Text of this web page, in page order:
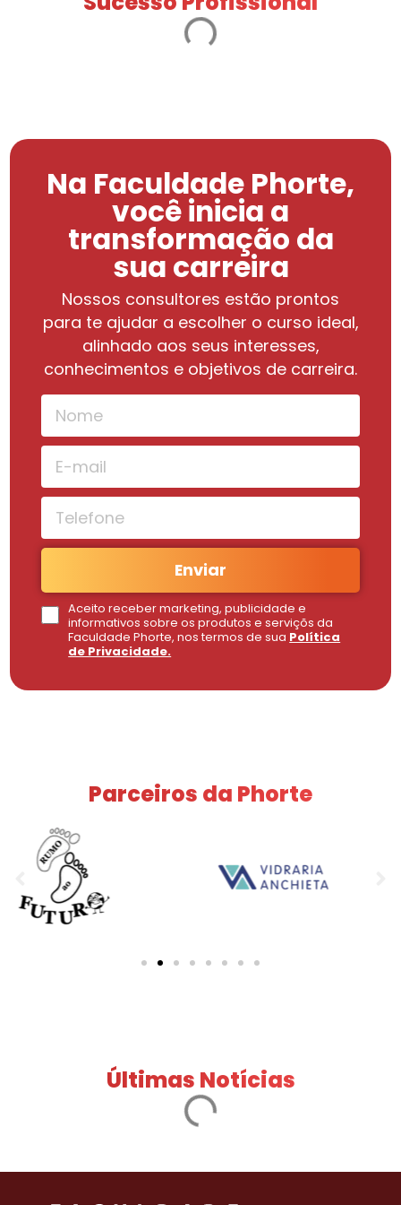
Na Faculdade Phorte,
você inicia a
transformação da
sua carreira
Nossos consultores estão prontos
para te ajudar a escolher o curso ideal,
alinhado aos seus interesses,
conhecimentos e objetivos de carreira.
Aceito receber marketing, publicidade e
informativos sobre os produtos e serviçõs da
Faculdade Phorte, nos termos de sua Política
de Privacidade.
Enviar
Parceiros da Phorte
Últimas Notícias